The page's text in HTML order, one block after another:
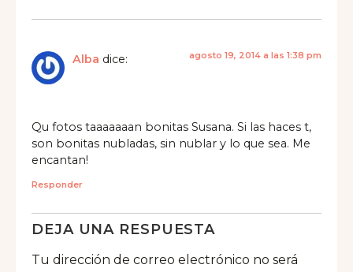
Alba dice: agosto 19, 2014 a las 1:38 pm
Qu fotos taaaaaaan bonitas Susana. Si las haces t,
son bonitas nubladas, sin nublar y lo que sea. Me
encantan!
Responder
DEJA UNA RESPUESTA
Tu dirección de correo electrónico no será